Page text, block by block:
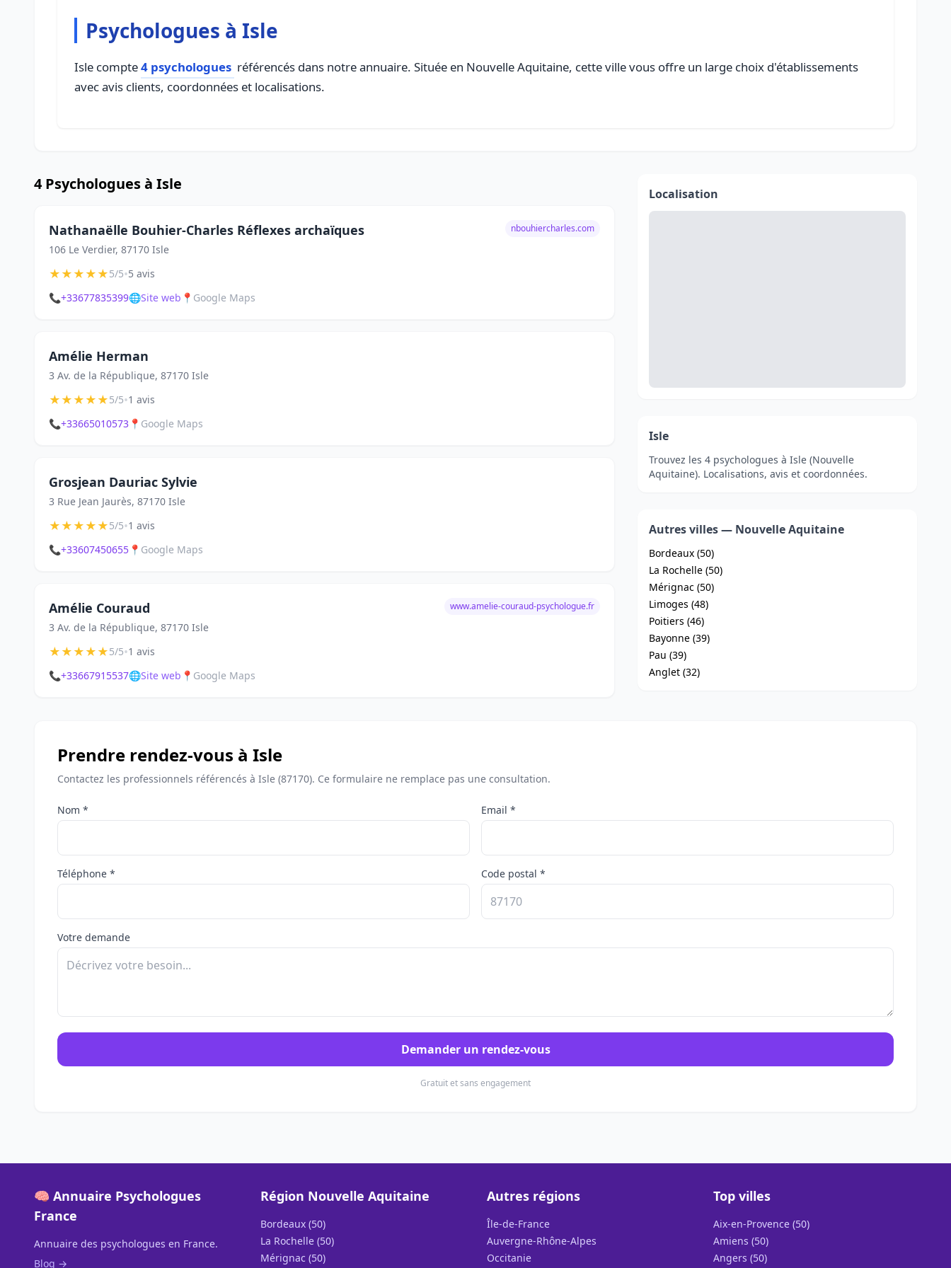
Psychologues à Isle
Isle compte4 psychologues référencés dans notre annuaire. Située en Nouvelle Aquitaine, cette ville vous offre un large choix d'établissements
avec avis clients, coordonnées et localisations.
4 Psychologues à Isle
Nathanaëlle Bouhier-Charles Réflexes archaïques
106 Le Verdier, 87170 Isle
nbouhiercharles.com
★★★★★5/5•5 avis
📞+33677835399🌐Site web 📍 Google Maps
Amélie Herman
3 Av. de la République, 87170 Isle
★★★★★5/5•1 avis
📞+33665010573 📍 Google Maps
Grosjean Dauriac Sylvie
3 Rue Jean Jaurès, 87170 Isle
★★★★★5/5•1 avis
📞+33607450655 📍 Google Maps
Amélie Couraud
3 Av. de la République, 87170 Isle
www.amelie-couraud-psychologue.fr
★★★★★5/5•1 avis
📞+33667915537🌐Site web 📍 Google Maps
Localisation
Isle
Trouvez les 4 psychologues à Isle (Nouvelle
Aquitaine). Localisations, avis et coordonnées.
Autres villes — Nouvelle Aquitaine
Bordeaux (50)
La Rochelle (50)
Mérignac (50)
Limoges (48)
Poitiers (46)
Bayonne (39)
Pau (39)
Anglet (32)
Prendre rendez-vous à Isle
Contactez les professionnels référencés à Isle (87170). Ce formulaire ne remplace pas une consultation.
Nom * Email *
Téléphone * Code postal *
Votre demande
Demander un rendez-vous
Gratuit et sans engagement
🧠 Annuaire Psychologues
France
Annuaire des psychologues en France.
Blog →
Région Nouvelle Aquitaine
Bordeaux (50)
La Rochelle (50)
Mérignac (50)
Autres régions
Île-de-France
Auvergne-Rhône-Alpes
Occitanie
Top villes
Aix-en-Provence (50)
Amiens (50)
Angers (50)